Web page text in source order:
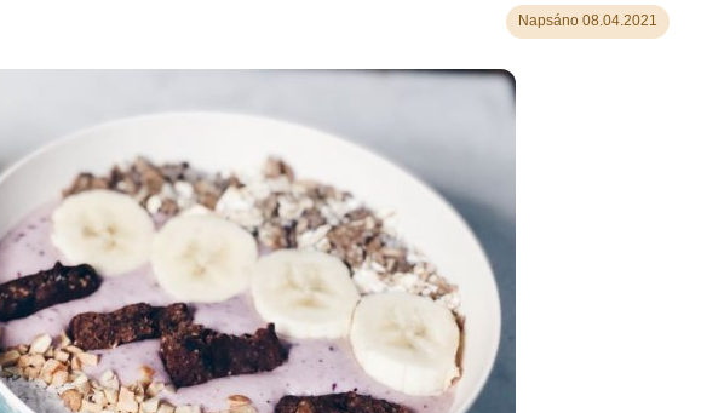
Napsáno 08.04.2021